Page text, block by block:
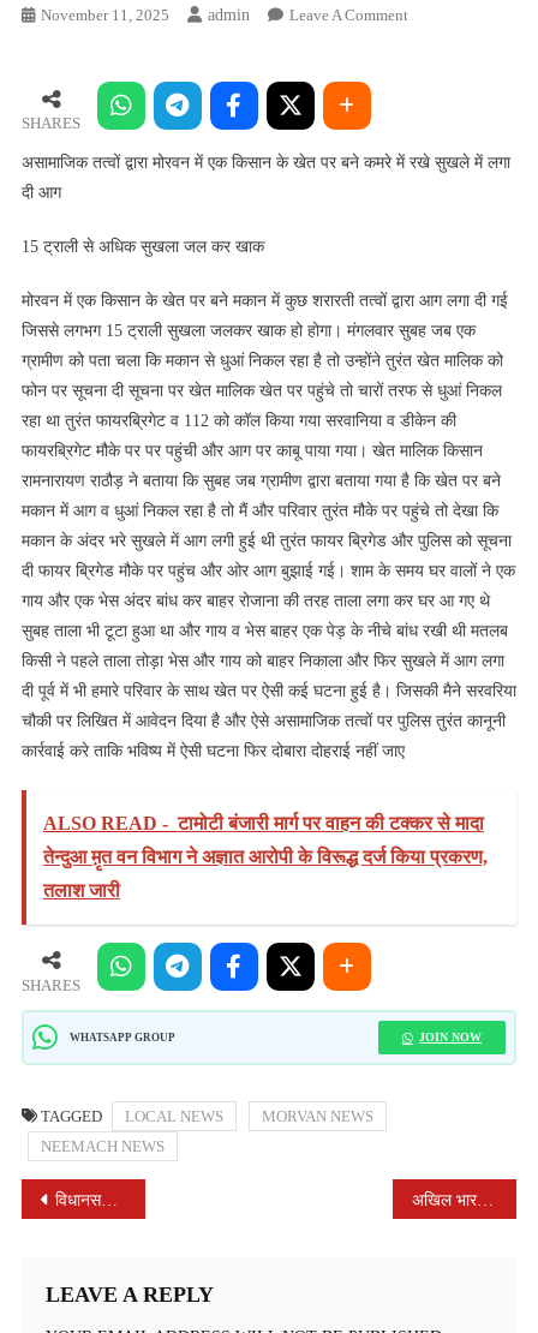
November 11, 2025 Admin Leave A CommentOn
कमरे
रखे
सुखले
में
लगा
दी
आग
SHARES
असामाजिक तत्वों द्वारा मोरवन में एक किसान के खेत पर बने कमरे में रखे सुखले में लगा
दी आग
15 ट्राली से अधिक सुखला जल कर खाक
मोरवन में एक किसान के खेत पर बने मकान में कुछ शरारती तत्वों द्वारा आग लगा दी गई
जिससे लगभग 15 ट्राली सुखला जलकर खाक हो होगा। मंगलवार सुबह जब एक
ग्रामीण को पता चला कि मकान से धुआं निकल रहा है तो उन्होंने तुरंत खेत मालिक को
फोन पर सूचना दी सूचना पर खेत मालिक खेत पर पहुंचे तो चारों तरफ से धुआं निकल
रहा था तुरंत फायरब्रिगेट व 112 को कॉल किया गया सरवानिया व डीकेन की
फायरब्रिगेट मौके पर पर पहुंची और आग पर काबू पाया गया। खेत मालिक किसान
रामनारायण राठौड़ ने बताया कि सुबह जब ग्रामीण द्वारा बताया गया है कि खेत पर बने
मकान में आग व धुआं निकल रहा है तो मैं और परिवार तुरंत मौके पर पहुंचे तो देखा कि
मकान के अंदर भरे सुखले में आग लगी हुई थी तुरंत फायर ब्रिगेड और पुलिस को सूचना
दी फायर ब्रिगेड मौके पर पहुंच और ओर आग बुझाई गई। शाम के समय घर वालों ने एक
गाय और एक भेस अंदर बांध कर बाहर रोजाना की तरह ताला लगा कर घर आ गए थे
सुबह ताला भी टूटा हुआ था और गाय व भेस बाहर एक पेड़ के नीचे बांध रखी थी मतलब
किसी ने पहले ताला तोड़ा भेस और गाय को बाहर निकाला और फिर सुखले में आग लगा
दी पूर्व में भी हमारे परिवार के साथ खेत पर ऐसी कई घटना हुई है। जिसकी मैने सरवरिया
चौकी पर लिखित में आवेदन दिया है और ऐसे असामाजिक तत्वों पर पुलिस तुरंत कानूनी
कार्रवाई करे ताकि भविष्य में ऐसी घटना फिर दोबारा दोहराई नहीं जाए
ALSO READ - टामोटी बंजारी मार्ग पर वाहन की टक्कर से मादा
तेन्दुआ म़ृत वन विभाग ने अज्ञात आरोपी के विरूद्ध दर्ज किया प्रकरण,
तलाश जारी
SHARES
WHATSAPP GROUP JOIN NOW
TAGGED LOCAL NEWS
MORVAN NEWS
NEEMACH NEWS
POST
विधानसभा स्तरीय प्रशिक्षण शिविर मोरवन में सम्पन्न हुआ अखिल भारतीय वनवासी मजदूर संघ ने सफाई कर्मचारी की समस्या को लेकर जिला कलेक्टर को सौंपा ज्ञापन
LEAVE A REPLY